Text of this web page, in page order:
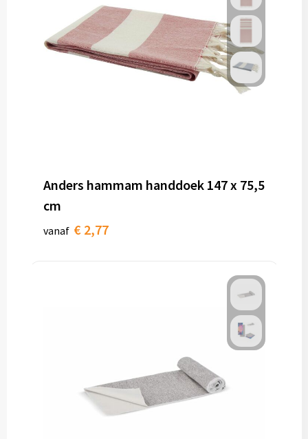
Anders hammam handdoek 147 x 75,5
cm
vanaf € 2,77